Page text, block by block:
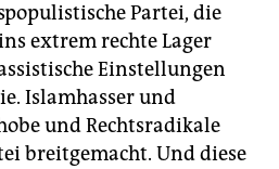
Partei, die
extrem rechte Lager
Einstellungen
Islamhasser und
und Rechtsradikale
breitgemacht. Und diese